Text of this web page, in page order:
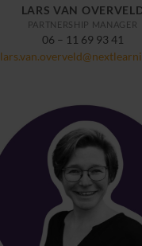
LARS VAN
PARTNERSHIP MANAGER
06 – 11 69 93 41